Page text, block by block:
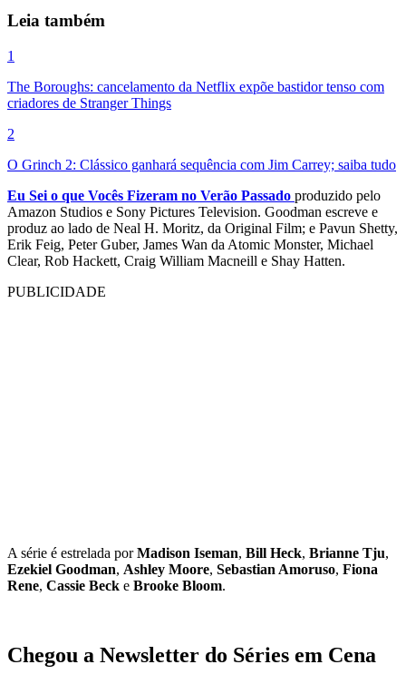
Leia também
1
The Boroughs: cancelamento da Netflix expõe bastidor tenso com
criadores de Stranger Things
2
O Grinch 2: Clássico ganhará sequência com Jim Carrey; saiba tudo
Eu Sei o que Vocês Fizeram no Verão Passado produzido pelo
Amazon Studios e Sony Pictures Television. Goodman escreve e
produz ao lado de Neal H. Moritz, da Original Film; e Pavun Shetty,
Erik Feig, Peter Guber, James Wan da Atomic Monster, Michael
Clear, Rob Hackett, Craig William Macneill e Shay Hatten.
PUBLICIDADE
A série é estrelada porMadison Iseman, Bill Heck, Brianne Tju,
Ezekiel Goodman, Ashley Moore, Sebastian Amoruso, Fiona
Rene, Cassie Beck e Brooke Bloom.
Chegou a Newsletter do Séries em Cena